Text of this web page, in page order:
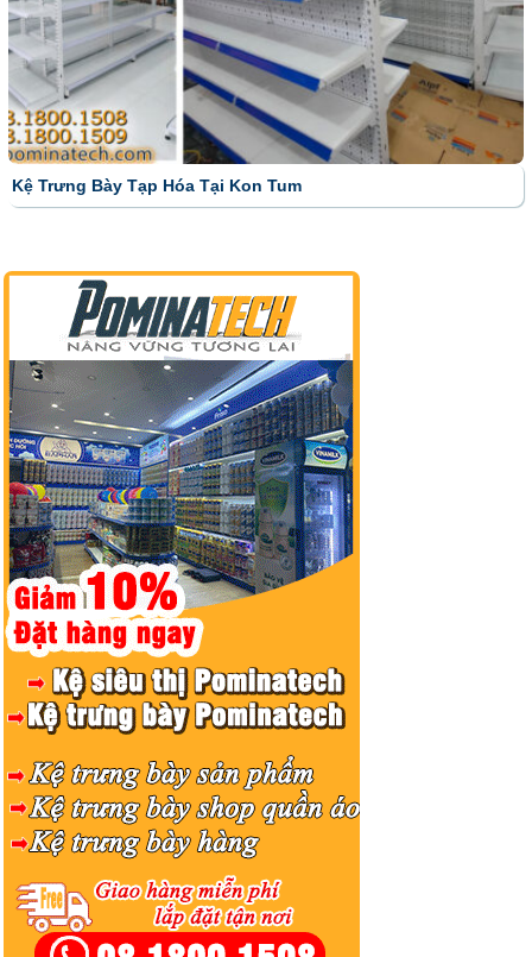
Kệ Trưng Bày Tạp Hóa Tại Kon Tum